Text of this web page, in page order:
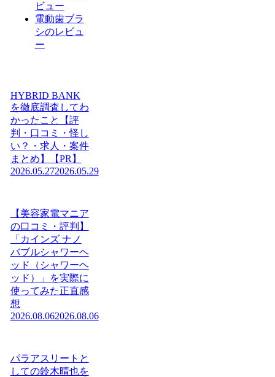
ビュー
電動歯ブラ
シのレビュ
ー
HYBRID BANK
を徹底調査してわ
かったこと【評
判・口コミ・怪し
い？・求人・案件
まとめ】【PR】
2026.05.272026.05.29
【美容家電マニア
の口コミ・評判】
「カインズ ナノ
バブルシャワーヘ
ッド（シャワーヘ
ッド）」を実際に
使ってみた正直感
想
2026.08.062026.08.06
パラアスリートと
しての鈴木晴也を